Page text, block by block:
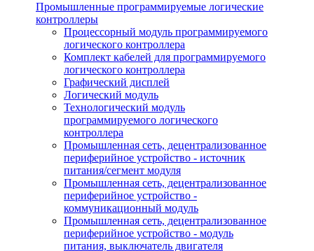
Промышленные программируемые логические
контроллеры
Процессорный модуль программируемого
логического контроллера
Комплект кабелей для программируемого
логического контроллера
Графический дисплей
Логический модуль
Технологический модуль
программируемого логического
контроллера
Промышленная сеть, децентрализованное
периферийное устройство - источник
питания/сегмент модуля
Промышленная сеть, децентрализованное
периферийное устройство -
коммуникационный модуль
Промышленная сеть, децентрализованное
периферийное устройство - модуль
питания, выключатель двигателя